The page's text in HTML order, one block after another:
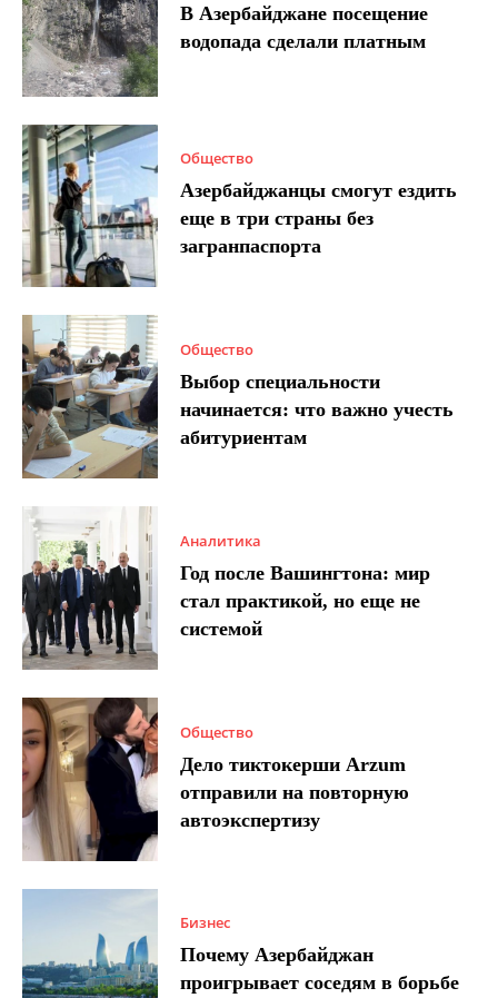
В Азербайджане посещение
водопада сделали платным
Общество
Азербайджанцы смогут ездить
еще в три страны без
загранпаспорта
Общество
Выбор специальности
начинается: что важно учесть
абитуриентам
Аналитика
Год после Вашингтона: мир
стал практикой, но еще не
системой
Общество
Дело тиктокерши Arzum
отправили на повторную
автоэкспертизу
Бизнес
Почему Азербайджан
проигрывает соседям в борьбе